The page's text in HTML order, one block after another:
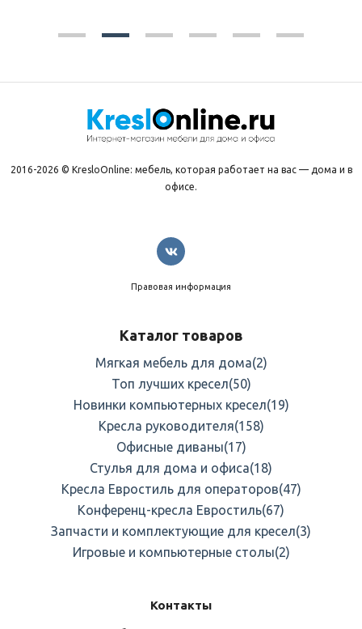
2016-2026 © KresloOnline: мебель, которая работает на вас — дома и в
офисе.
Правовая информация
Каталог товаров
Мягкая мебель для дома(2)
Топ лучших кресел(50)
Новинки компьютерных кресел(19)
Кресла руководителя(158)
Офисные диваны(17)
Стулья для дома и офиса(18)
Кресла Евростиль для операторов(47)
Конференц-кресла Евростиль(67)
Запчасти и комплектующие для кресел(3)
Игровые и компьютерные столы(2)
Контакты